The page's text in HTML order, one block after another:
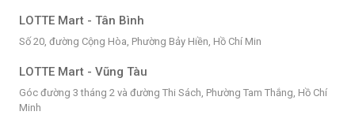
LOTTE Mart - Tân Bình
Số 20, đường Cộng Hòa, Phường Bảy Hiền, Hồ Chí Min
LOTTE Mart - Vũng Tàu
Góc đường 3 tháng 2 và đường Thi Sách, Phường Tam Thắng, Hồ Chí
Minh